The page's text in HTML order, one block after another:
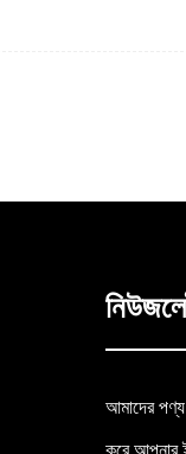
আমাদের